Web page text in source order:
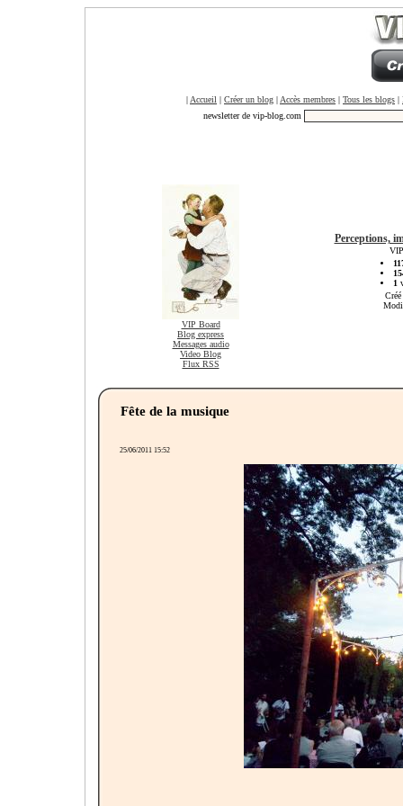
| Accueil | Créer un blog | Accès membres | Tous les blogs |
newsletter de vip-blog.com
VIP Board
Blog express
Messages audio
Video Blog
Flux RSS
Perceptions,
1
Fête de la musique
25/06/2011 15:52